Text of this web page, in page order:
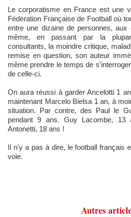
Le corporatisme en France est une
Fédération Française de Football où
entre une dizaine de personnes, aux
même, en passant par la
consultants, la moindre critique,
remise en question, son auteur
même prendre le temps de
de celle-ci.
On aura réussi à garder Ancelotti 1
maintenant Marcelo Bielsa 1 an, à
situation. Par contre, des Paul le
pendant 9 ans. Guy Lacombe, 13
Antonetti, 18 ans !
Il n'y a pas à dire, le football français
voie.
Autres